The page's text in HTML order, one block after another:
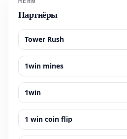
Партнёры
Tower Rush
1win mines
1win
1 win coin flip